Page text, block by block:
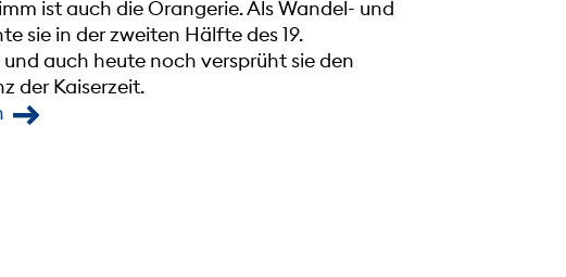
ist auch die Orangerie. Als Wandel- und
sie in der zweiten Hälfte des 19.
auch heute noch versprüht sie den
der Kaiserzeit.